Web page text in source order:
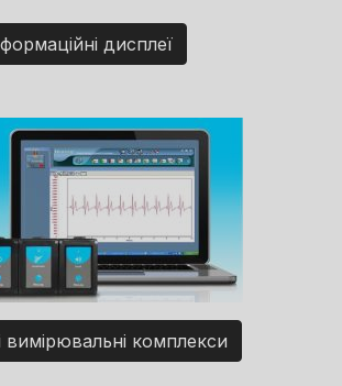
дисплеї
вимірювальні комплекси